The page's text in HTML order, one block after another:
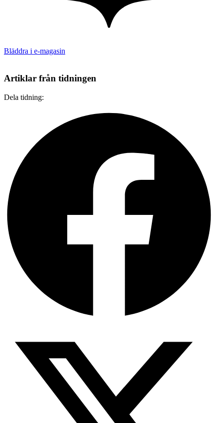
Bläddra i e-magasin
Artiklar från tidningen
Dela tidning: